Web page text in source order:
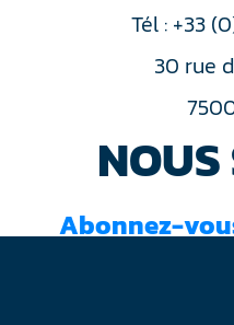
Tél : +33
30 rue
Abonnez-